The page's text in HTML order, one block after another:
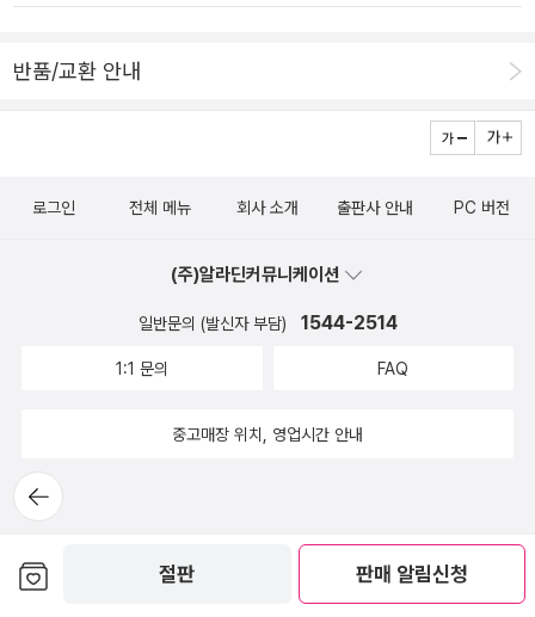
절판 판매 알림신청
면 독자로서 글읽기 하지 말고 작가로서 읽어야 한다는 말을 들었는
뜨고자..일단 도서관에서 읽어보고 소장하고 싶으면 살 계획중입니
이고, 아마 4월 내에 읽고 5월 이전에 페이퍼를 쓸 예정입니다. 인간
담아둔 책으로 5월 내 완독 목표로 달릴 예정.땡투된줄알고 허겁지겁
혼잣말로 적겠습니다.내 존재에 대해서 그만 사과하라고 스스로에게
필독서로 지정함. 자꾸 쓸모를 증명해서 존재에 사과하지 않으려고
다고 한다. 자기 자신에 관해 고민하지 않을 수 있어야 우울하지 않은
공쟝쟝님께 추천받은 책으로 이 책도 완독 목표리스트에 넣는 것으로
골드문트님 글 보고 담아둔 책 도서관에 신청해서 잘 빌려왔다. 이 책
도 5월 내에 읽을 예정.. 리뷰가 올라올 때마다 읽었는데 너무 흥미로
운 책이라 5월에는 읽고 싶은 책.... 근데 쌓아놓고 보니 너무 많다. 이
책도 도서관에서 빌릴 예정. 이 책은 빨리 읽을 수 있을 것 같아서 일
반품/교환 안내
뒤로가
기
로그인 전체 메뉴 회사 소개 출판사 안내 PC 버전
(주)알라딘커뮤니케이션
일반문의 (발신자 부담) 1544-2514
1:1 문의 FAQ
중고매장 위치, 영업시간 안내